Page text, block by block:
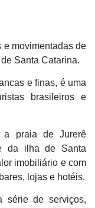
e movimentadas de
Santa Catarina.
e finas, é uma
brasileiros e
praia de Jurerê
da ilha de Santa
imobiliário e com
lojas e hotéis.
série de serviços,